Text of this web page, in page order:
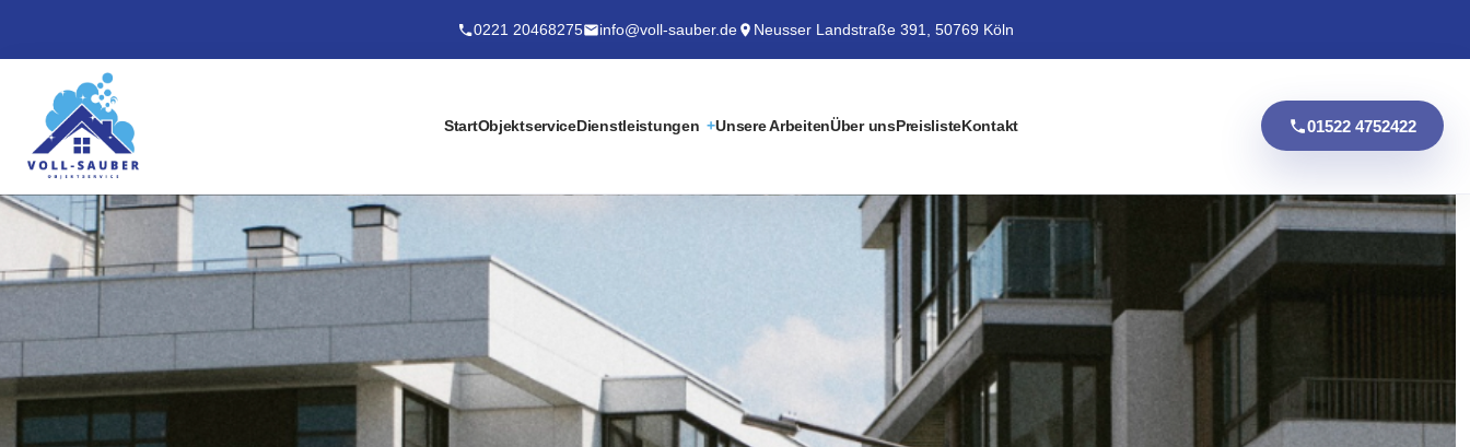
0221 20468275 info@voll-sauber.de Neusser Landstraße 391, 50769 Köln
StartObjektserviceDienstleistungen Unsere ArbeitenÜber unsPreislisteKontakt 01522 4752422